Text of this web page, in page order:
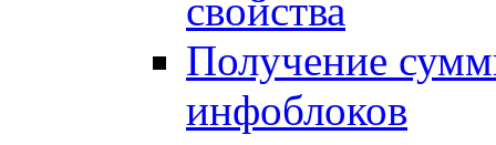
свойства
Получение
инфоблоков